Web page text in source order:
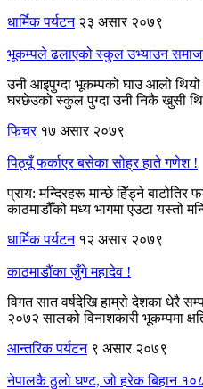
धार्मिक पर्यटन २३ असार २०७९
भूकम्पले ढलाएको स्कुल उभ्याउन
उनी आइपुग्दा भूकम्पको घाउ आलो
घरछेउको स्कुल पुग्दा उनी निकै खुसी
फिचर १७ असार २०७९
पिठ्यूँ फर्काएर बसेका सोह्र हाते गणेश !
प्राय: मन्दिरहरू मान्छे हिँड्ने बाटोतिर
काठमाडौँको मध्य भागमा एउटा यस्तो
धार्मिक पर्यटन १२ असार २०७९
काठमाडौंका जुँगे महादेव !
विगत सात वर्षदेखि हाम्रो देशका धेरै
२०७२ सालको विनाशकारी भूकम्पमा
आन्तरिक पर्यटन ९ असार २०७९
नेपालकै ठुलो घण्ट, जो हरेक बिहान